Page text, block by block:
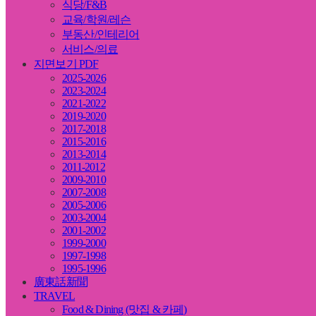
식당/F&B
교육/학원/레슨
부동산/인테리어
서비스/의료
지면보기 PDF
2025-2026
2023-2024
2021-2022
2019-2020
2017-2018
2015-2016
2013-2014
2011-2012
2009-2010
2007-2008
2005-2006
2003-2004
2001-2002
1999-2000
1997-1998
1995-1996
廣東話新聞
TRAVEL
Food & Dining (맛집 & 카페)